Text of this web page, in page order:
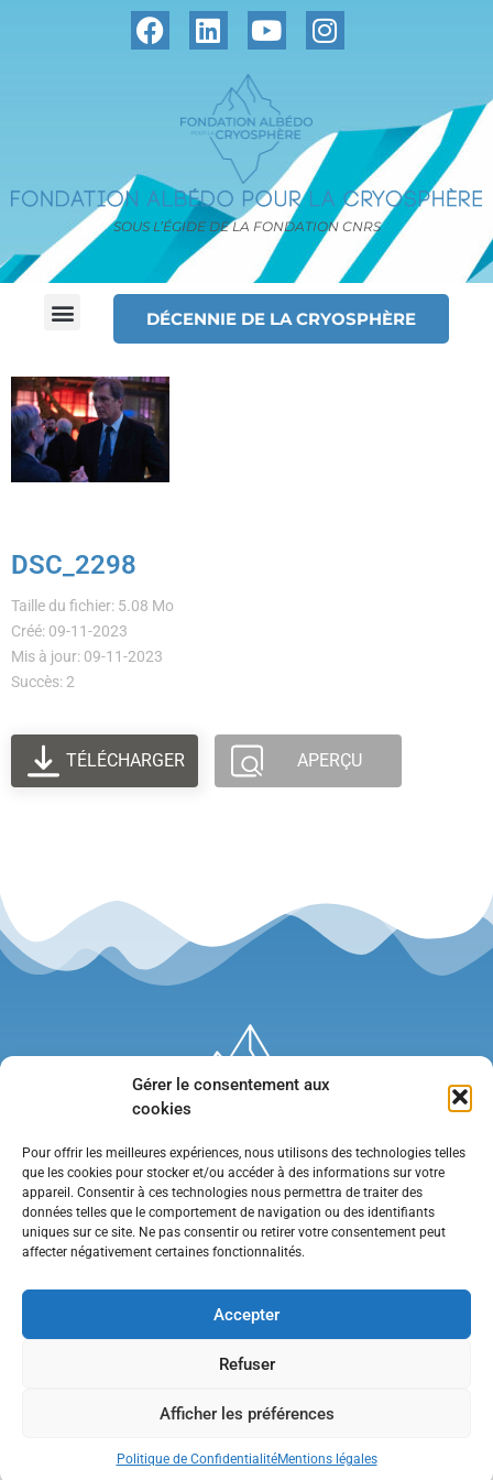
Gérer le consentement aux
cookies
Pour offrir les meilleures expériences, nous utilisons des technologies telles
que les cookies pour stocker et/ou accéder à des informations sur votre
appareil. Consentir à ces technologies nous permettra de traiter des
données telles que le comportement de navigation ou des identifiants
uniques sur ce site. Ne pas consentir ou retirer votre consentement peut
affecter négativement certaines fonctionnalités.
Accepter
Refuser
Afficher les préférences
Politique de ConfidentialitéMentions légales
SOUS L’ÉGIDE DE LA FONDATION CNRS
DÉCENNIE DE LA CRYOSPHÈRE
DSC_2298
Taille du fichier: 5.08 Mo
Créé: 09-11-2023
Mis à jour: 09-11-2023
Succès: 2
TÉLÉCHARGER APERÇU
•Contact